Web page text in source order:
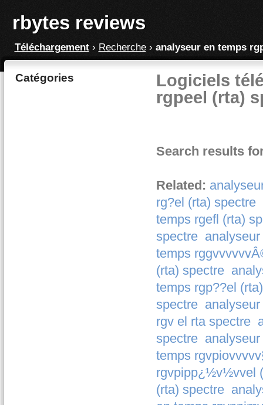
rbytes reviews
Téléchargement› Recherche› analyseur en temps
Catégories
Logiciels
rgpeel (rta)
Search results
Related:
rg?el (rta) spectre
temps rgefl (rta)
spectre
temps
(rta) spectre
temps rgp??el
spectre
rgv el rta spectre
spectre
temps
rgvpipp¿½v½vv­el
(rta) spectre